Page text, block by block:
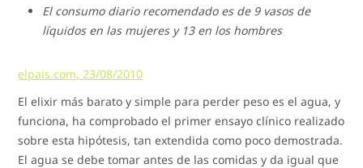
El consumo diario recomendado es de 9 vasos de
líquidos en las mujeres y 13 en los hombres
elpais.com, 23/08/2010
El elixir más barato y simple para perder peso es el agua, y
funciona, ha comprobado el primer ensayo clínico realizado
sobre esta hipótesis, tan extendida como poco demostrada.
El agua se debe tomar antes de las comidas y da igual que